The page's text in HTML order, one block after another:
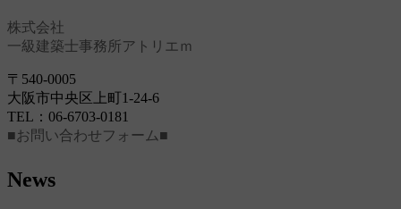
株式会社
一級建築士事務所アトリエｍ
〒540-0005
大阪市中央区上町1-24-6
TEL：06-6703-0181
■お問い合わせフォーム■
News